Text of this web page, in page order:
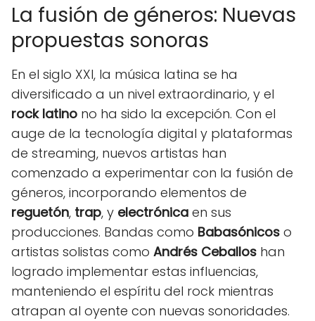
La fusión de géneros: Nuevas
propuestas sonoras
En el siglo XXI, la música latina se ha
diversificado a un nivel extraordinario, y el
rock latino no ha sido la excepción. Con el
auge de la tecnología digital y plataformas
de streaming, nuevos artistas han
comenzado a experimentar con la fusión de
géneros, incorporando elementos de
reguetón, trap, y electrónica en sus
producciones. Bandas como Babasónicos o
artistas solistas como Andrés Ceballos han
logrado implementar estas influencias,
manteniendo el espíritu del rock mientras
atrapan al oyente con nuevas sonoridades.